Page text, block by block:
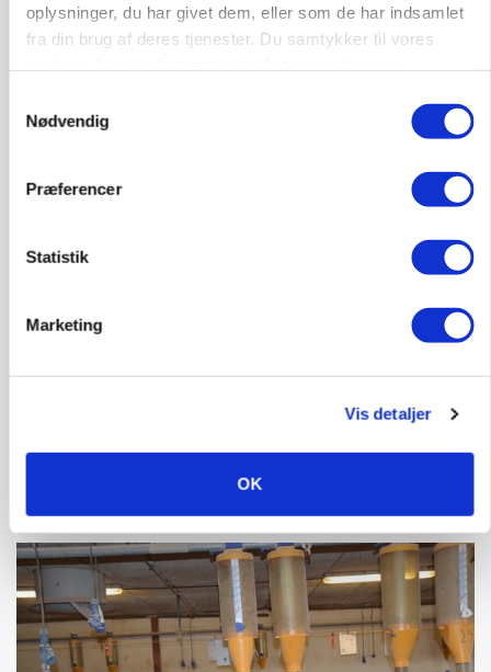
oplysninger, du har givet dem, eller som de har indsamlet
fra din brug af deres tjenester. Du samtykker til vores
Nødvendig
Præferencer
Statistik
Marketing
Vis detaljer
OK
Prisgab på 20 kroner pr. kg vokser: Polsk kylling